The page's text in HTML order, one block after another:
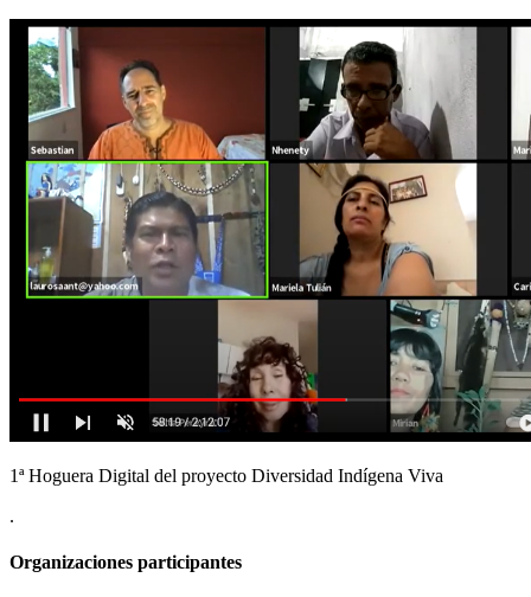
1ª Hoguera Digital del proyecto Diversidad Indígena Viva
.
Organizaciones participantes